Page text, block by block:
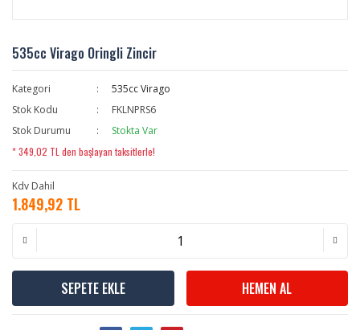
535cc Virago Oringli Zincir
Kategori
535cc Virago
Stok Kodu
FKLNPRS6
Stok Durumu
Stokta Var
* 349,02 TL den başlayan taksitlerle!
Kdv Dahil
1.849,92 TL
SEPETE EKLE HEMEN AL